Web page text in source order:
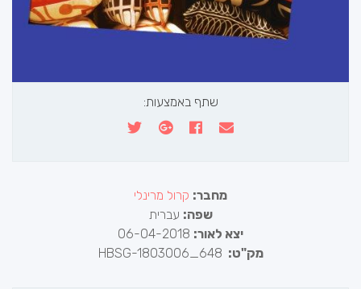
שתף באמצעות:
מחבר: קרול מרינלי
שפה: עברית
יצא לאור:
מק"ט: